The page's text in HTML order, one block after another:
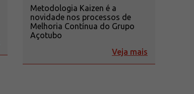
Metodologia Kaizen é a
novidade nos processos de
Melhoria Contínua do Grupo
Açotubo
Veja mais